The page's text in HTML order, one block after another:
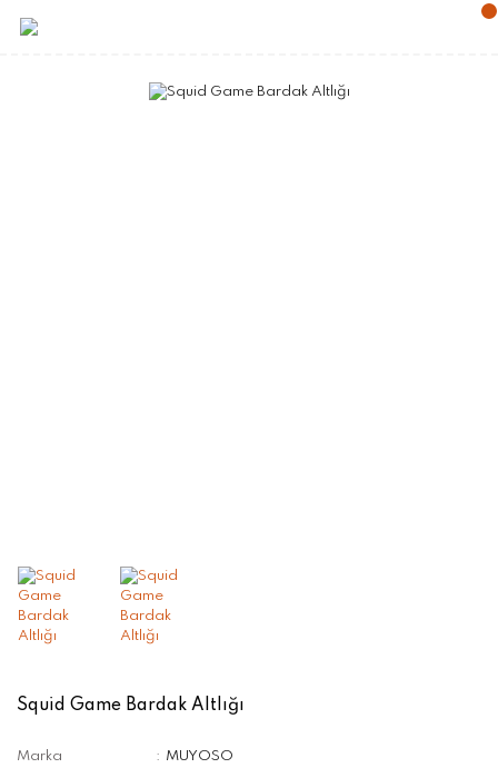
Squid Game Bardak Altlığı
Marka
MUYOSO